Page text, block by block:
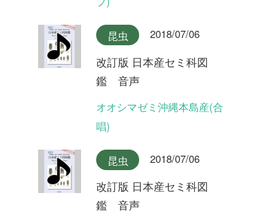
い序奏タイプ)
昆虫 2018/07/06
改訂版 日本産セミ科図
鑑 音声
昆虫
改訂版 日本産セミ科図
鑑 音声
ツクツクボウシ
昆虫 2018/07/06